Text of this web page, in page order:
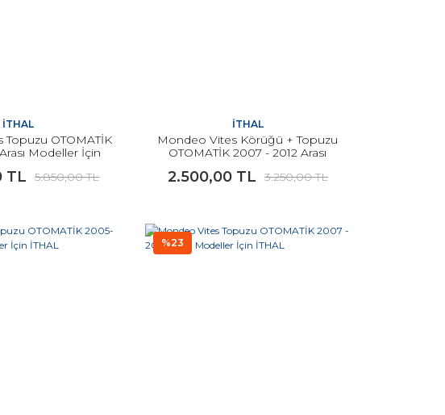
İTHAL
OTOMATİK
Modeller İçin
TL 5.850,00 TL
İTHAL
Mondeo Vites Körüğü + Topuzu
OTOMATİK 2007 - 2012 Arası
2.500,00 TL 3.250,00 TL
%23